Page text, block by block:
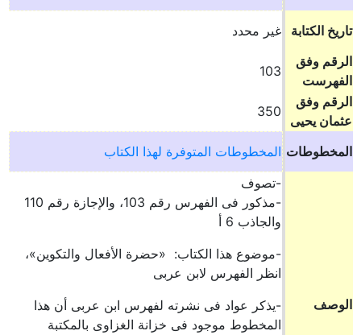
تاريخ الكتابة
غير محدد
الرقم وفق
الفهرست
103
الرقم وفق
عثمان يحيى
350
المخطوطات المخطوطات المتوفرة لهذا الكتاب
الوصف
-تصوف
-مذكور فى الفهرس رقم 103، والإجازة رقم 110
والجاذب 6 أ
-موضوع هذا الكتاب: «حضرة الأفعال والتكوين»،
انظر الفهرس لابن عربى
-يذكر عواد فى نشرته لفهرس ابن عربى أن هذا
المخطوط موجود فى خزانة الغزاوى بالمكتبة